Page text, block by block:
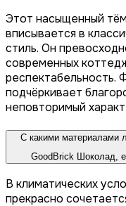
Этот насыщенный
вписывается в
стиль. Он
современных
респектабельность.
подчёркивает
неповторимый
С какими материалами
GoodBrick Шоколад,
В климатических
прекрасно